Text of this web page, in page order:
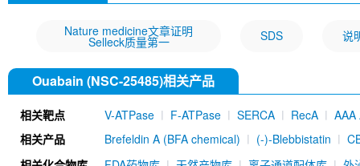
Nature medicine文章证明
Selleck质量第一 SDS 说
Ouabain (NSC-25485)相关产品
相关靶点 V-ATPase F-ATPase SERCA RecA
AAA
相关产品
Brefeldin A (BFA chemical) (-)-Blebbistatin